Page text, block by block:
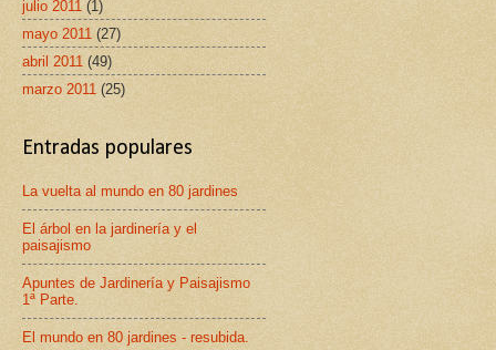
julio 2011 (1)
mayo 2011 (27)
abril 2011 (49)
marzo 2011 (25)
Entradas populares
La vuelta al mundo en 80 jardines
El árbol en la jardinería y el
paisajismo
Apuntes de Jardinería y Paisajismo
1ª Parte.
El mundo en 80 jardines - resubida.